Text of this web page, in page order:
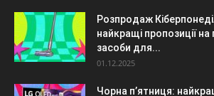
Розпродаж
найкращі пропозиції
засоби для...
01.12.2025
Чорна п’ятниця: